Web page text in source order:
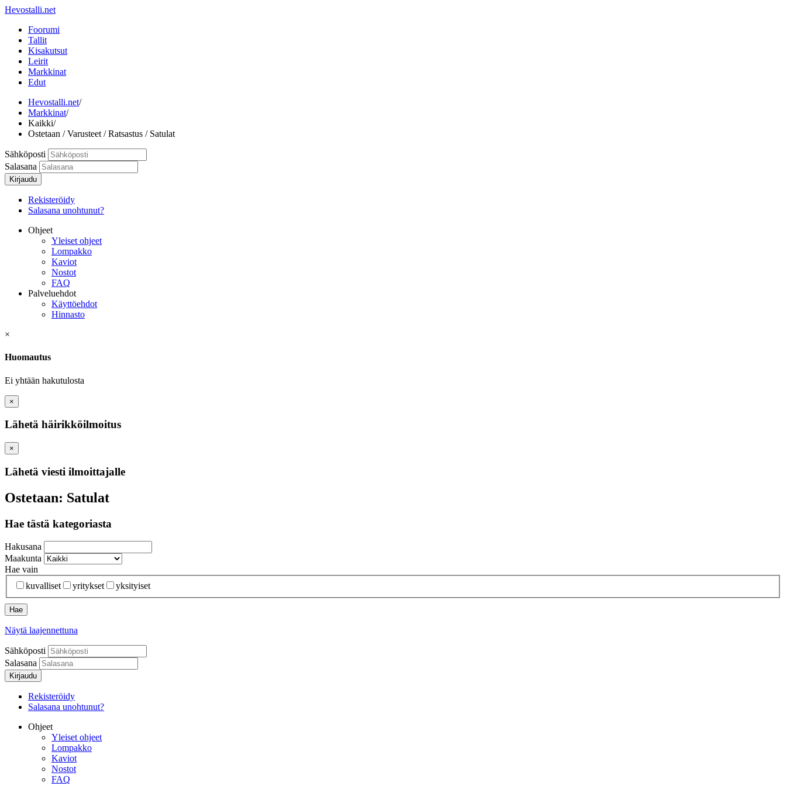
Hevostalli.net
Foorumi
Tallit
Kisakutsut
Leirit
Markkinat
Edut
Hevostalli.net/
Markkinat/
Kaikki/
Ostetaan / Varusteet / Ratsastus / Satulat
Sähköposti
Salasana
Kirjaudu
Rekisteröidy
Salasana unohtunut?
Ohjeet
Yleiset ohjeet
Lompakko
Kaviot
Nostot
FAQ
Palveluehdot
Käyttöehdot
Hinnasto
×
Huomautus
Ei yhtään hakutulosta
×
Lähetä häirikköilmoitus
×
Lähetä viesti ilmoittajalle
Ostetaan: Satulat
Hae tästä kategoriasta
Hakusana
Maakunta
Hae vain
kuvalliset
yritykset yksityiset
Näytä laajennettuna
Sähköposti
Salasana
Kirjaudu
Rekisteröidy
Salasana unohtunut?
Ohjeet
Yleiset ohjeet
Lompakko
Kaviot
Nostot
FAQ